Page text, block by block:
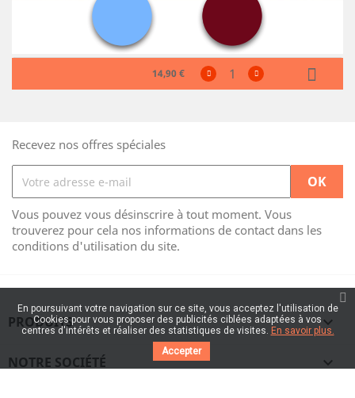
14,90 €
Recevez nos offres spéciales
Vous pouvez vous désinscrire à tout moment. Vous
trouverez pour cela nos informations de contact dans les
conditions d'utilisation du site.
PRODUITS 
NOTRE SOCIÉTÉ 
En poursuivant votre navigation sur ce site, vous acceptez l'utilisation de
Cookies pour vous proposer des publicités ciblées adaptées à vos
centres d'intérêts et réaliser des statistiques de visites. En savoir plus.
Accepter